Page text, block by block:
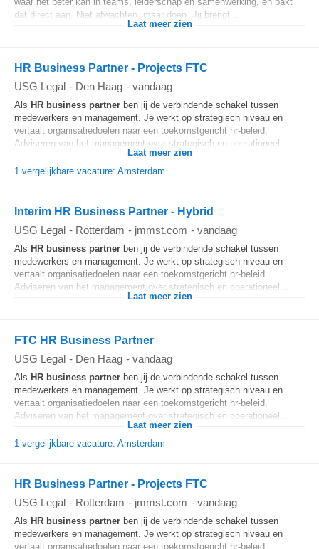
dat direct aan. Niet afwachten, maar doen. Jij brengt...
Laat meer zien
HR Business Partner - Projects FTC
USG Legal - Den Haag - vandaag
Als HR business partner ben jij de verbindende schakel tussen
medewerkers en management. Je werkt op strategisch niveau en
vertaalt organisatiedoelen naar een toekomstgericht hr-beleid.
Adviseren van het management over strategisch en operationeel...
Laat meer zien
1 vergelijkbare vacature: Amsterdam
Interim HR Business Partner - Hybrid
USG Legal - Rotterdam - jmmst.com - vandaag
Als HR business partner ben jij de verbindende schakel tussen
medewerkers en management. Je werkt op strategisch niveau en
vertaalt organisatiedoelen naar een toekomstgericht hr-beleid.
Adviseren van het management over strategisch en operationeel...
Laat meer zien
FTC HR Business Partner
USG Legal - Den Haag - vandaag
Als HR business partner ben jij de verbindende schakel tussen
medewerkers en management. Je werkt op strategisch niveau en
vertaalt organisatiedoelen naar een toekomstgericht hr-beleid.
Adviseren van het management over strategisch en operationeel...
Laat meer zien
1 vergelijkbare vacature: Amsterdam
HR Business Partner - Projects FTC
USG Legal - Rotterdam - jmmst.com - vandaag
Als HR business partner ben jij de verbindende schakel tussen
medewerkers en management. Je werkt op strategisch niveau en
vertaalt organisatiedoelen naar een toekomstgericht hr-beleid.